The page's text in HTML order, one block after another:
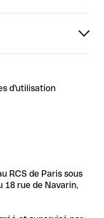
d'utilisation
RCS de Paris sous
18 rue de Navarin,